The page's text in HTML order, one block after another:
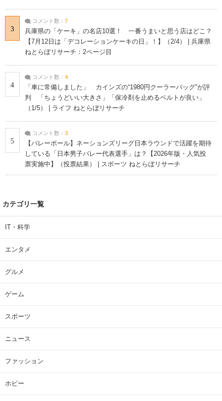
3
コメント数： 7
兵庫県の「ケーキ」の名店10選！ 一番うまいと思う店はどこ？
【7月12日は「デコレーションケーキの日」！】（2/4） | 兵庫県
ねとらぼリサーチ：2ページ目
4
コメント数： 4
「車に常備しました」 カインズの“1980円クーラーバッグ”が評
判 「ちょうどいい大きさ」「保冷剤を止めるベルトが良い」
（1/5） | ライフ ねとらぼリサーチ
5
コメント数： 3
【バレーボール】ネーションズリーグ日本ラウンドで活躍を期待
している「日本男子バレー代表選手」は？【2026年版・人気投
票実施中】（投票結果） | スポーツ ねとらぼリサーチ
カテゴリ一覧
IT・科学
エンタメ
グルメ
ゲーム
スポーツ
ニュース
ファッション
ホビー